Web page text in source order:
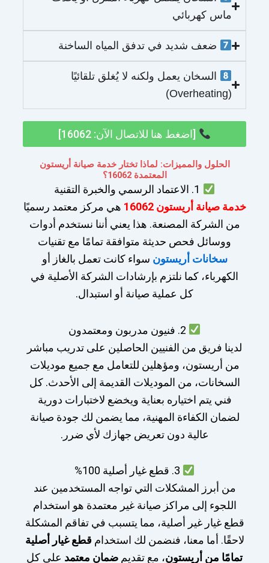
ماس كهربائي
ضعف شديد في تدفق المياه الساخنة
السخان يعمل ولكنه لا يُغلق تلقائيًا
(Overheating)
[اضغط هنا للاتصال الآن: 16062]
الحلول والمميزات: لماذا تختار خدمة صيانة أريستون
المعتمدة 16062؟
خدمة صيانة أريستون 16062
هي مركز معتمد رسميًا
من الشركة المصنعة. هذا يعني أننا نستخدم أدوات
ووسائل فحص حديثة متوافقة تمامًا مع تقنيات
سخانات أريستون سواء كانت تعمل بالغاز أو
الكهرباء، كما نلتزم بإرشادات الشركة الأصلية في
كل عملية صيانة أو استبدال.
لدينا فريق من الفنيين الحاصلين على تدريب مباشر
من أريستون، ومؤهلين للتعامل مع جميع موديلات
السخانات، من الموديلات القديمة إلى الأحدث. كل
فني يتم اختياره بعناية ويخضع لاختبارات دورية
لضمان الكفاءة المهنية، مما يضمن لك جودة صيانة
عالية دون تعريض جهازك لأي ضرر.
من أبرز المشكلات التي تواجه المستخدمين عند
اللجوء إلى مراكز صيانة غير معتمدة هو استخدام
قطع غيار غير أصلية، مما يتسبب في تفاقم المشكلة
لاحقًا. أما معنا، فنضمن لك استخدام قطع غيار أصلية
تمامًا من أريستون، مع تقديم ضمان معتمد على كل